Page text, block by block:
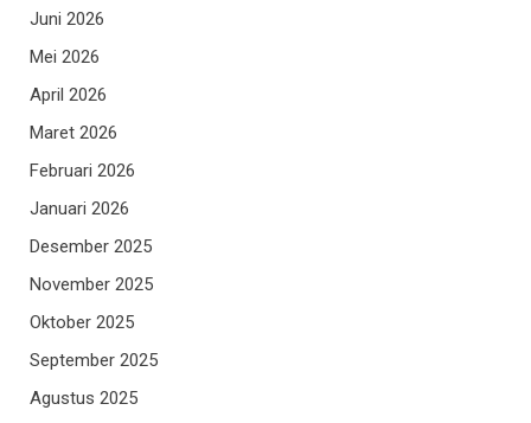
Juni 2026
Mei 2026
April 2026
Maret 2026
Februari 2026
Januari 2026
Desember 2025
November 2025
Oktober 2025
September 2025
Agustus 2025